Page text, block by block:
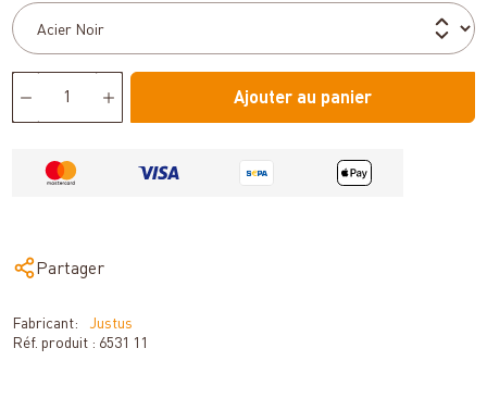
Ajouter au panier
Partager
Fabricant:
Justus
Réf. produit : 6531 11